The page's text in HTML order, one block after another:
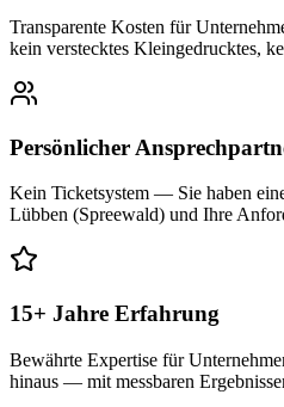
Transparente Kosten für
kein verstecktes Kleingedrucktes,
Persönlicher
Kein Ticketsystem — Sie haben
Lübben (Spreewald) und Ihre
15+ Jahre Erfahrung
Bewährte Expertise für
hinaus — mit messbaren